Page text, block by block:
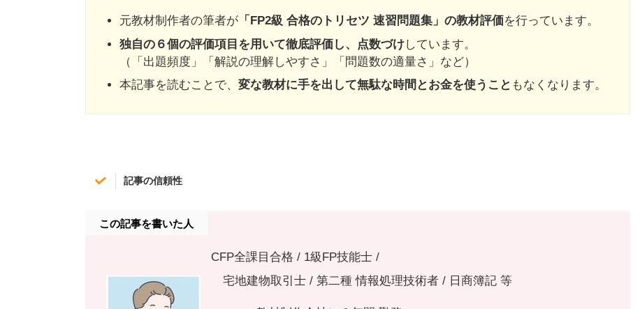
元教材制作者の筆者が 「FP2級 合格のトリセツ 速習問題集」の教材評価を行っています。
独自の６個の評価項目を用いて徹底評価し、点数づけしています。
（「出題頻度」「解説の理解しやすさ」「問題数の適量さ」など）
本記事を読むことで、 変な教材に手を出して無駄な時間とお金を使うこと もなくなります。
記事の信頼性
この記事を書いた人
CFP全課目合格 / 1級FP技能士 /
宅地建物取引士 / 第二種 情報処理技術者 / 日商簿記 等